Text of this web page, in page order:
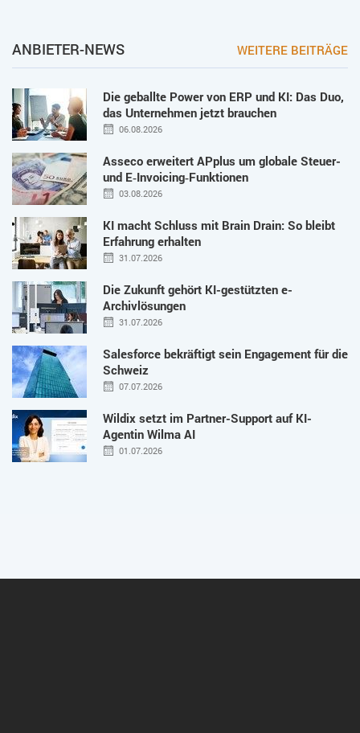
ANBIETER-NEWS WEITERE BEITRÄGE
Die geballte Power von ERP und KI: Das Duo,
das Unternehmen jetzt brauchen
06.08.2026
Asseco erweitert APplus um globale Steuer-
und E‑Invoicing‑Funktionen
03.08.2026
KI macht Schluss mit Brain Drain: So bleibt
Erfahrung erhalten
31.07.2026
Die Zukunft gehört KI-gestützten e-
Archivlösungen
31.07.2026
Salesforce bekräftigt sein Engagement für die
Schweiz
07.07.2026
Wildix setzt im Partner-Support auf KI-
Agentin Wilma AI
01.07.2026